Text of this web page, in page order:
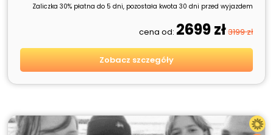
Zaliczka 30% płatna do 5 dni, pozostała kwota 30 dni przed wyjazdem
cena od: 2699 zł3199 zł
Zobacz szczegóły